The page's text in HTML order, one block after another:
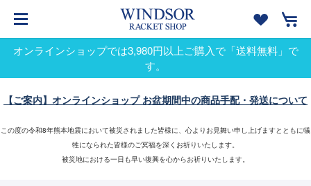
オンラインショップでは3,980円以上ご購入で「送料無料」で
す。
【ご案内】オンラインショップ お盆期間中の商品手配・発送について
この度の令和8年熊本地震において被災されました皆様に、心よりお見舞い申し上げますとともに犠
牲になられた皆様のご冥福を深くお祈りいたします。
被災地における一日も早い復興を心からお祈りいたします。